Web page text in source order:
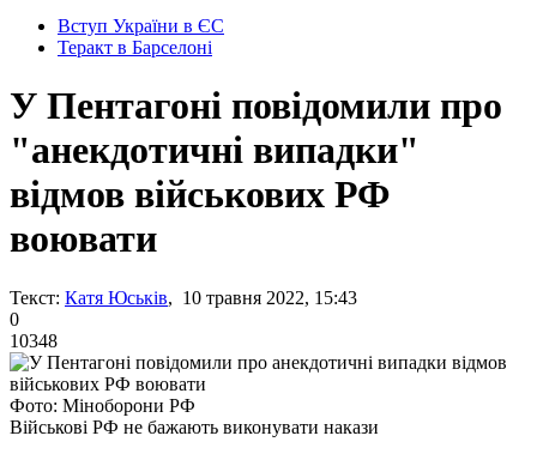
Вступ України в ЄС
Теракт в Барселоні
У Пентагоні повідомили про
"анекдотичні випадки"
відмов військових РФ
воювати
Текст: Катя Юськів, 10 травня 2022, 15:43
0
10348
Фото: Міноборони РФ
Військові РФ не бажають виконувати накази